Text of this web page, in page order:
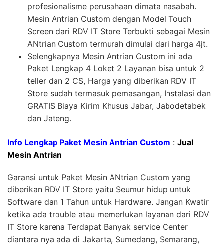
profesionalisme perusahaan dimata nasabah.
Mesin Antrian Custom dengan Model Touch
Screen dari RDV IT Store Terbukti sebagai Mesin
ANtrian Custom termurah dimulai dari harga 4jt.
Selengkapnya Mesin Antrian Custom ini ada
Paket Lengkap 4 Loket 2 Layanan bisa untuk 2
teller dan 2 CS, Harga yang diberikan RDV IT
Store sudah termasuk pemasangan, Instalasi dan
GRATIS Biaya Kirim Khusus Jabar, Jabodetabek
dan Jateng.
Info Lengkap Paket Mesin Antrian Custom : Jual
Mesin Antrian
Garansi untuk Paket Mesin ANtrian Custom yang
diberikan RDV IT Store yaitu Seumur hidup untuk
Software dan 1 Tahun untuk Hardware. Jangan Kwatir
ketika ada trouble atau memerlukan layanan dari RDV
IT Store karena Terdapat Banyak service Center
diantara nya ada di Jakarta, Sumedang, Semarang,